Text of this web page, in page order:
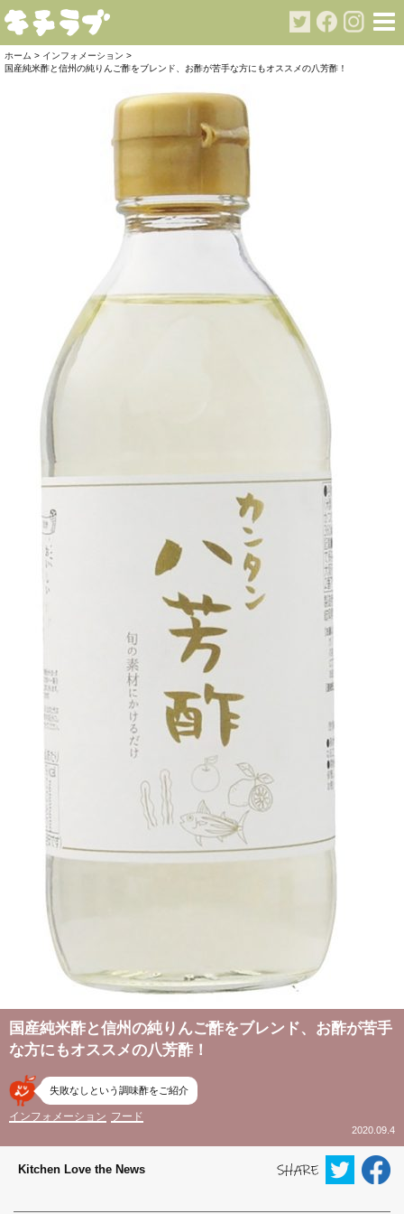
ホーム > インフォメーション >
国産純米酢と信州の純りんご酢をブレンド、お酢が苦手な方にもオススメの八芳酢！
国産純米酢と信州の純りんご酢をブレンド、お酢が苦手
な方にもオススメの八芳酢！
失敗なしという調味酢をご紹介
インフォメーション フード
2020.09.4
Kitchen Love the News